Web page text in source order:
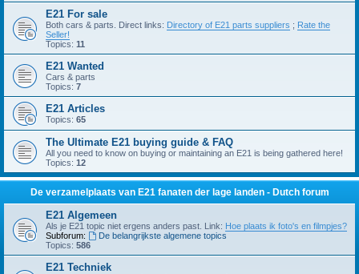
E21 For sale
Both cars & parts. Direct links: Directory of E21 parts suppliers ; Rate the
Seller!
Topics: 11
E21 Wanted
Cars & parts
Topics: 7
E21 Articles
Topics: 65
The Ultimate E21 buying guide & FAQ
All you need to know on buying or maintaining an E21 is being gathered here!
Topics: 12
De verzamelplaats van E21 fanaten der lage landen - Dutch forum
E21 Algemeen
Als je E21 topic niet ergens anders past. Link: Hoe plaats ik foto's en filmpjes?
Subforum:
De belangrijkste algemene topics
Topics: 586
E21 Techniek